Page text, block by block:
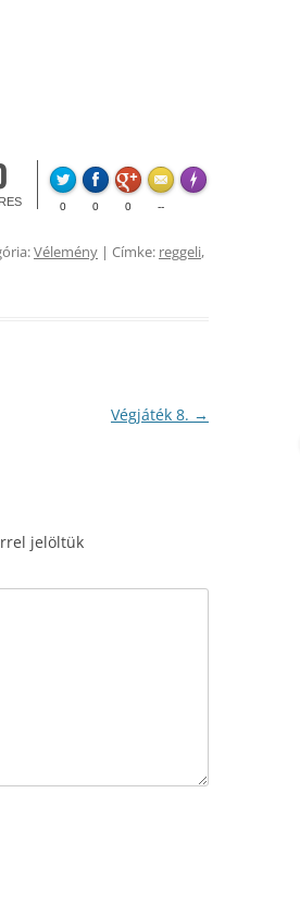
0 0 0 --
Made with
Vélemény | Címke: reggeli,
Végjáték 8. →
jelöltük